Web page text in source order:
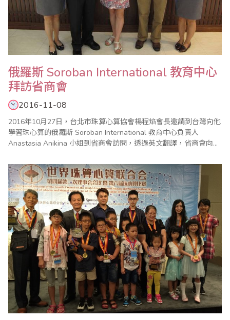
俄羅斯 Soroban International 教育中心
拜訪省商會
2016-11-08
2016年10月27日，台北市珠算心算協會楊程焰會長邀請到台灣向他
學習珠心算的俄羅斯 Soroban International 教育中心負責人
Anastasia Anikina 小姐到省商會訪問，透過英文翻譯，省商會向她